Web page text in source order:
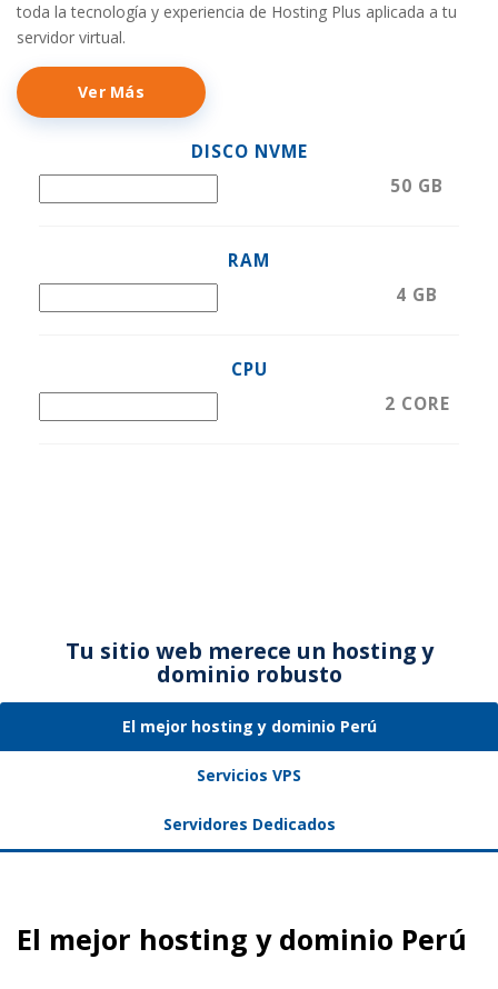
toda la tecnología y experiencia de Hosting Plus aplicada a tu
servidor virtual.
Ver Más
DISCO NVME
50 GB
RAM
4 GB
CPU
2 CORE
Tu sitio web merece un hosting y
dominio robusto
El mejor hosting y dominio Perú
Servicios VPS
Servidores Dedicados
El mejor hosting y dominio Perú